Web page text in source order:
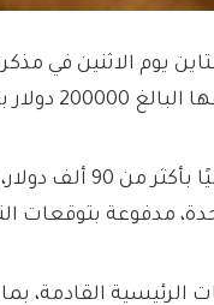
عام 2025.
يتم تداول عملة
مدفوعة بتوقعات
الرئيسية القادمة،